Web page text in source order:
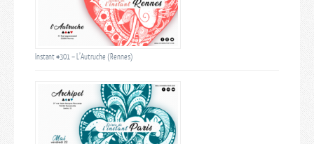
Instant #301 – L’Autruche (Rennes)